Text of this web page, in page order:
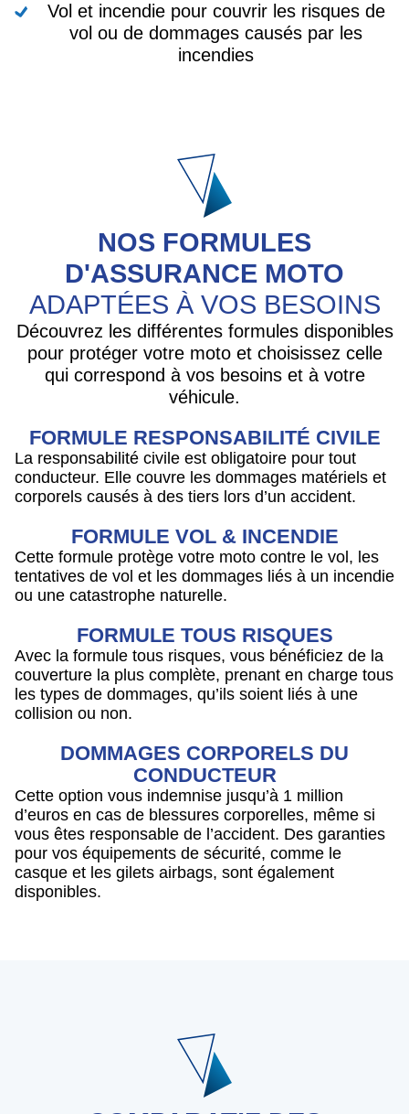
Vol et incendie pour couvrir les risques de
vol ou de dommages causés par les
incendies
NOS FORMULES
D'ASSURANCE MOTO
ADAPTÉES À VOS BESOINS
Découvrez les différentes formules disponibles
pour protéger votre moto et choisissez celle
qui correspond à vos besoins et à votre
véhicule.
FORMULE RESPONSABILITÉ CIVILE
La responsabilité civile est obligatoire pour tout
conducteur. Elle couvre les dommages matériels et
corporels causés à des tiers lors d’un accident.
FORMULE VOL & INCENDIE
Cette formule protège votre moto contre le vol, les
tentatives de vol et les dommages liés à un incendie
ou une catastrophe naturelle.
FORMULE TOUS RISQUES
Avec la formule tous risques, vous bénéficiez de la
couverture la plus complète, prenant en charge tous
les types de dommages, qu’ils soient liés à une
collision ou non.
DOMMAGES CORPORELS DU
CONDUCTEUR
Cette option vous indemnise jusqu’à 1 million
d’euros en cas de blessures corporelles, même si
vous êtes responsable de l’accident. Des garanties
pour vos équipements de sécurité, comme le
casque et les gilets airbags, sont également
disponibles.